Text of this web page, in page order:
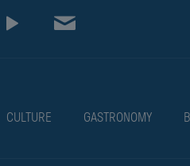
CULTURE GASTRONOMY